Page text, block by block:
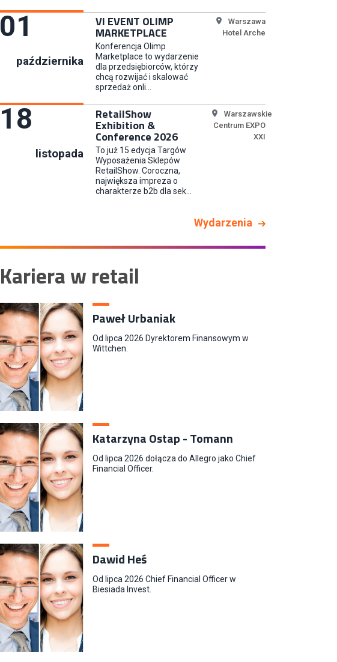
Content Creator (m/k)
Medicine
Junior RPA Developer (k/m)
Kupiec / Kupczyni Fashion
Smyk S.A.
01
października
VI EVENT OLIMP
MARKETPLACE
Konferencja Olimp
Marketplace to wydarzenie
dla przedsiębiorców, którzy
chcą rozwijać i skalować
sprzedaż onli...
Warszawa
Hotel Arche
18
listopada
RetailShow
Exhibition &
Conference 2026
To już 15 edycja Targów
Wyposażenia Sklepów
RetailShow. Coroczna,
największa impreza o
charakterze b2b dla sek...
Warszawskie
Centrum EXPO
XXI
Wydarzenia
Kariera w retail
Paweł Urbaniak
Od lipca 2026 Dyrektorem Finansowym w
Wittchen.
Katarzyna Ostap - Tomann
Od lipca 2026 dołącza do Allegro jako Chief
Financial Officer.
Dawid Heś
Od lipca 2026 Chief Financial Officer w
Biesiada Invest.